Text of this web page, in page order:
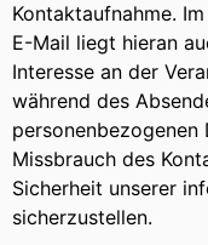
Kontaktaufnahme.
E-Mail liegt hieran
Interesse an der
während des
personenbezogenen
Missbrauch des
Sicherheit unserer
sicherzustellen.